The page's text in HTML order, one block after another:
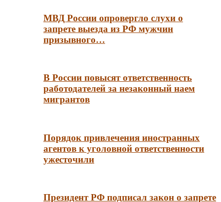
МВД России опровергло слухи о
запрете выезда из РФ мужчин
призывного…
В России повысят ответственность
работодателей за незаконный наем
мигрантов
Порядок привлечения иностранных
агентов к уголовной ответственности
ужесточили
Президент РФ подписал закон о запрете